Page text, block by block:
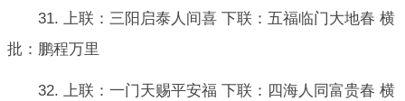
31. 上联：三阳启泰人间喜 下联：五福临门大地春 横
批：鹏程万里
32. 上联：一门天赐平安福 下联：四海人同富贵春 横